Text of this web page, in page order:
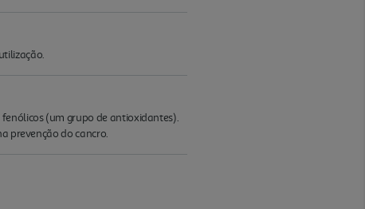
(um grupo de antioxidantes).
prevenção do cancro.